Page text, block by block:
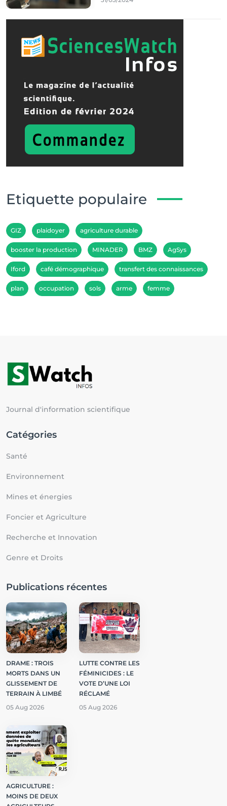
Etiquette populaire
GIZ plaidoyer agriculture durable
booster la production MINADER BMZ AgSys
Iford café démographique transfert des connaissances
plan occupation sols arme femme
Journal d'information scientifique
Catégories
Santé
Environnement
Mines et énergies
Foncier et Agriculture
Recherche et Innovation
Genre et Droits
Publications récentes
DRAME : TROIS
MORTS DANS UN
GLISSEMENT DE
TERRAIN À LIMBÉ
05 Aug 2026
LUTTE CONTRE LES
FÉMINICIDES : LE
VOTE D’UNE LOI
RÉCLAMÉ
05 Aug 2026
AGRICULTURE :
MOINS DE DEUX